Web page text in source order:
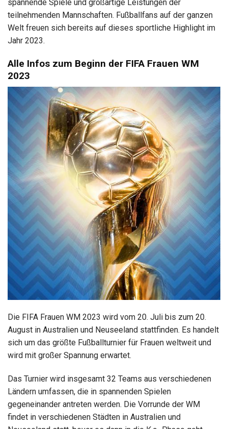
spannende Spiele und großartige Leistungen der
teilnehmenden Mannschaften. Fußballfans auf der ganzen
Welt freuen sich bereits auf dieses sportliche Highlight im
Jahr 2023.
Alle Infos zum Beginn der FIFA Frauen WM
2023
Die FIFA Frauen WM 2023 wird vom 20. Juli bis zum 20.
August in Australien und Neuseeland stattfinden. Es handelt
sich um das größte Fußballturnier für Frauen weltweit und
wird mit großer Spannung erwartet.
Das Turnier wird insgesamt 32 Teams aus verschiedenen
Ländern umfassen, die in spannenden Spielen
gegeneinander antreten werden. Die Vorrunde der WM
findet in verschiedenen Städten in Australien und